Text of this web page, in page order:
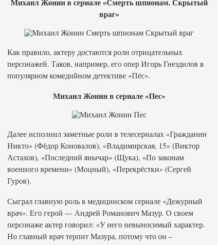
враг»
Как правило, актеру достаются роли отрицательных
персонажей. Таков, например, его опер Игорь Гнездилов в
популярном комедийном детективе «Пёс».
Михаил Жонин в сериале «Пес»
Далее исполнил заметные роли в телесериалах «Гражданин
Никто» (Фёдор Коновалов), «Владимирская, 15» (Виктор
Астахов), «Последний янычар» (Щука), «По законам
военного времени» (Моцный), «Перекрёстки» (Сергей
Гуров).
Сыграл главную роль в медицинском сериале «Дежурный
врач». Его герой — Андрей Романович Мазур. О своем
персонаже актер говорил: «У него невыносимый характер.
Но главный врач терпит Мазура, потому что он –